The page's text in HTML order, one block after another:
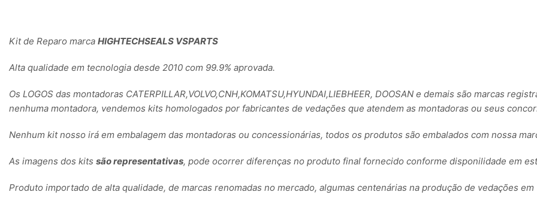
Kit de Reparo marca HIGHTECHSEALS VSPARTS
Alta qualidade em tecnologia desde 2010 com 99.9% aprovada.
Os LOGOS das montadoras CATERPILLAR,VOLVO,CNH,KOMATSU,HYUNDAI,LIEBHEER, DOOSAN e demais são marcas
nenhuma montadora, vendemos kits homologados por fabricantes de vedações que atendem as montadoras ou seus
Nenhum kit nosso irá em embalagem das montadoras ou concessionárias, todos os produtos são embalados com nossa
As imagens dos kits são representativas, pode ocorrer diferenças no produto final fornecido conforme disponilidade em
Produto importado de alta qualidade, de marcas renomadas no mercado, algumas centenárias na produção de vedações